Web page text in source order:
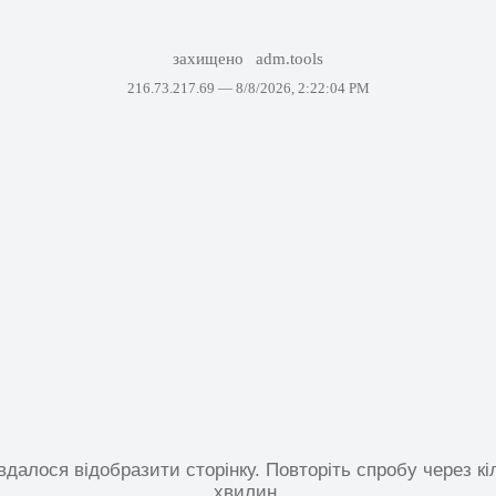
захищено adm.tools
216.73.217.69 — 8/8/2026, 2:22:04 PM
відобразити сторінку. Повторіть спробу через